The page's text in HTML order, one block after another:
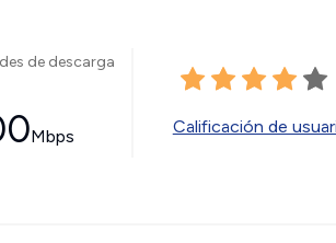
de descarga
Mbps Calificación de